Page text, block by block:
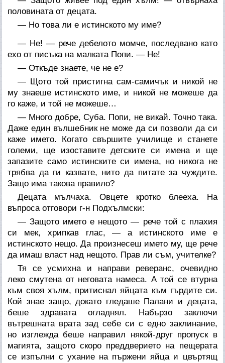
половината от децата.
— Но това ли е истинското му име?
— Не! — рече дебелото момче, последвано като
ехо от писъка на малката Попи. — Не!
— Откъде знаете, че не е?
— Щото той пристигна сам-самичък и никой не
му знаеше истинското име, и никой не можеше да
го каже, и той не можеше…
— Много добре, Суба. Попи, не викай. Точно така.
Даже един вълшебник не може да си позволи да си
каже името. Когато свършите училище и станете
големи, ще изоставите детските си имена и ще
запазите само истинските си имена, но никога не
трябва да ги казвате, нито да питате за чуждите.
Защо има такова правило?
Децата мълчаха. Овцете кротко блееха. На
въпроса отговори г-н Подхълмски:
— Защото името е нещото — рече той с плахия
си мек, хрипкав глас, — а истинското име е
истинското нещо. Да произнесеш името му, ще рече
да имаш власт над нещото. Прав ли съм, учителке?
Тя се усмихна и направи реверанс, очевидно
леко смутена от неговата намеса. А той се втурна
към своя хълм, притиснал яйцата към гърдите си.
Кой знае защо, докато гледаше Палани и децата,
беше здравата огладнял. Набързо заключи
вътрешната врата зад себе си с едно заклинание,
но изглежда беше направил някой-друг пропуск в
магията, защото скоро преддверието на пещерата
се изпълни с ухание на пържени яйца и цвъртящ